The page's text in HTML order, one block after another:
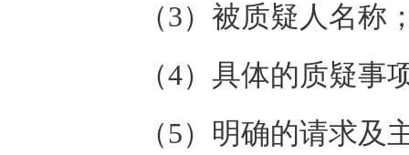
（3）被质疑人名称
（4）具体的质疑
（5）明确的请求及